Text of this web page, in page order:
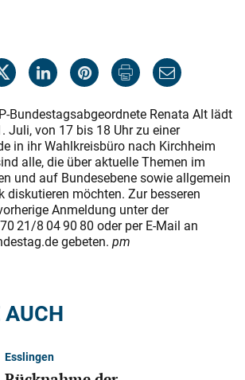
Bundestagsabgeordnete Renata Alt lädt
Juli, von 17 bis 18 Uhr zu einer
in ihr Wahlkreisbüro nach Kirchheim
alle, die über aktuelle Themen im
und auf Bundesebene sowie allgemein
diskutieren möchten. Zur besseren
Anmeldung unter der
21/8 04 90 80 oder per E-Mail an
gebeten. pm
AUCH
Esslingen